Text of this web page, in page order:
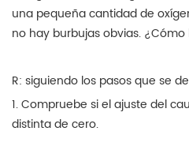
una pequeña cantidad de
no hay burbujas obvias.
R: siguiendo los pasos que se
1. Compruebe si el ajuste del
distinta de cero.